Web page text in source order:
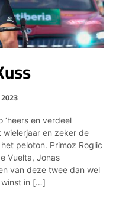
‘heers en verdeel
wielerjaar en zeker de
peloton. Primoz Roglic
Vuelta, Jonas
van deze twee dan wel
winst in […]